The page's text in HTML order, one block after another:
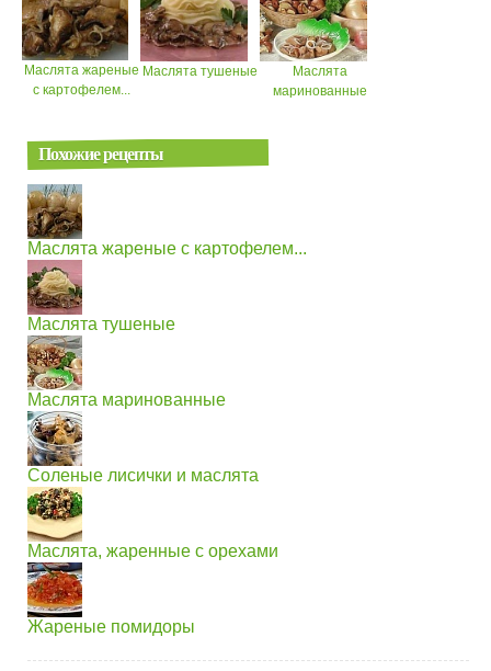
Маслята жареные
с картофелем...
Маслята тушеные
Маслята
маринованные
Похожие рецепты
Маслята жареные с картофелем...
Маслята тушеные
Маслята маринованные
Соленые лисички и маслята
Маслята, жаренные с орехами
Жареные помидоры